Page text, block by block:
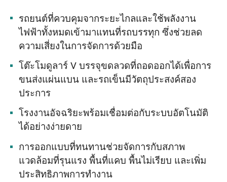
รถยนต์ที่ควบคุมจากระยะไกลและใช้พลังงาน
ไฟฟ้าทั้งหมดเข้ามาแทนที่รถบรรทุก ซึ่งช่วยลด
ความเสี่ยงในการจัดการด้วยมือ
โต๊ะโมดูลาร์ V บรรจุขดลวดที่ถอดออกได้เพื่อการ
ขนส่งแผ่นแบน และรถเข็นมีวัตถุประสงค์สอง
ประการ
โรงงานอัจฉริยะพร้อมเชื่อมต่อกับระบบอัตโนมัติ
ได้อย่างง่ายดาย
การออกแบบที่ทนทานช่วยจัดการกับสภาพ
แวดล้อมที่รุนแรง พื้นที่แคบ พื้นไม่เรียบ และเพิ่ม
ประสิทธิภาพการทำงาน